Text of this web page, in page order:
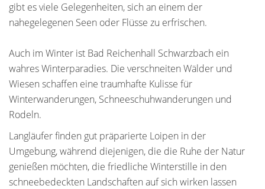
gibt es viele Gelegenheiten, sich an einem der
nahegelegenen Seen oder Flüsse zu erfrischen.
Auch im Winter ist Bad Reichenhall Schwarzbach ein
wahres Winterparadies. Die verschneiten Wälder und
Wiesen schaffen eine traumhafte Kulisse für
Winterwanderungen, Schneeschuhwanderungen und
Rodeln.
Langläufer finden gut präparierte Loipen in der
Umgebung, während diejenigen, die die Ruhe der Natur
genießen möchten, die friedliche Winterstille in den
schneebedeckten Landschaften auf sich wirken lassen